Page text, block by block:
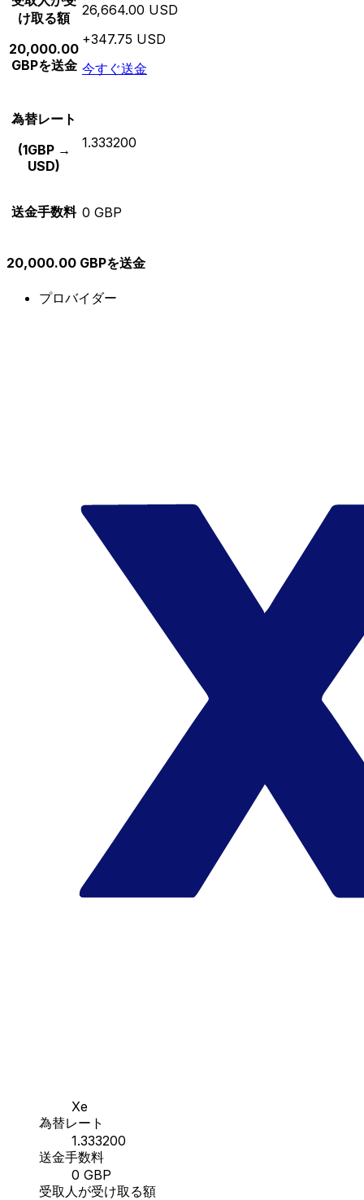
け取る額
20,000.00
GBPを送金
26,664.00 USD
+347.75 USD
今すぐ送金
為替レート
(1GBP →
USD)
1.333200
送金手数料 0 GBP
20,000.00 GBPを送金
プロバイダー
Xe
為替レート
1.333200
送金手数料
0 GBP
受取人が受け取る額